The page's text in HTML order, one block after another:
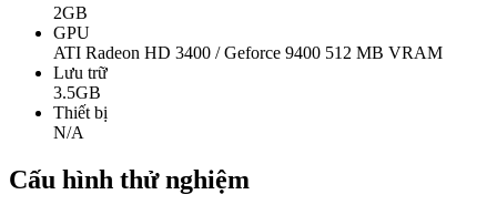
2GB
GPU
ATI Radeon HD 3400 / Geforce 9400 512 MB VRAM
Lưu trữ
3.5GB
Thiết bị
N/A
Cấu hình thử nghiệm